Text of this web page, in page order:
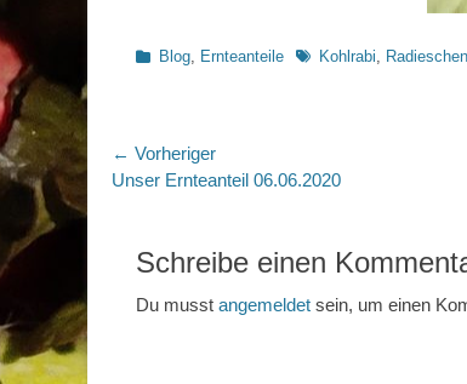
Kategorien
Blog, Ernteanteile Schlagworte
Kohlrabi, Radieschen
Beitragsnavigation
← Vorheriger
Vorheriger
Unser Ernteanteil 06.06.2020
Schreibe einen
Du musst angemeldet sein, um einen